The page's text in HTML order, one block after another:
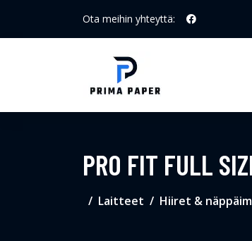
Ota meihin yhteyttä:
PRO FIT FULL
Laitteet Hiiret &